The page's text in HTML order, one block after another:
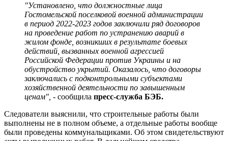
"Установлено, что должностные лица
Гостомельской поселковой военной администрации
в период 2022-2023 годов заключили ряд договоров
на проведение работ по устранению аварий в
жилом фонде, возникших в результате боевых
действий, вызванных военной агрессией
Российской Федерации против Украины и на
обустройство укрытий. Оказалось, что договоры
заключались с подконтрольными субъектами
хозяйственной деятельности по завышенным
ценам", - сообщила пресс-служба БЭБ.
Следователи выяснили, что строительные работы были
выполнены не в полном объеме, а отдельные работы вообще
были проведены коммунальщиками. Об этом свидетельствуют